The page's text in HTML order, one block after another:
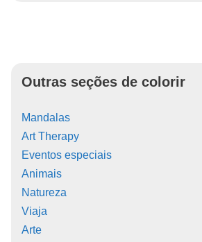
Outras seções de colorir
Mandalas
Art Therapy
Eventos especiais
Animais
Natureza
Viaja
Arte